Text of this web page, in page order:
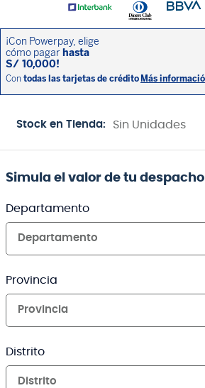
Stock en Tienda: Sin Unidades
Simula el valor de tu despacho
Departamento
Departamento
Provincia
Provincia
Distrito
Distrito